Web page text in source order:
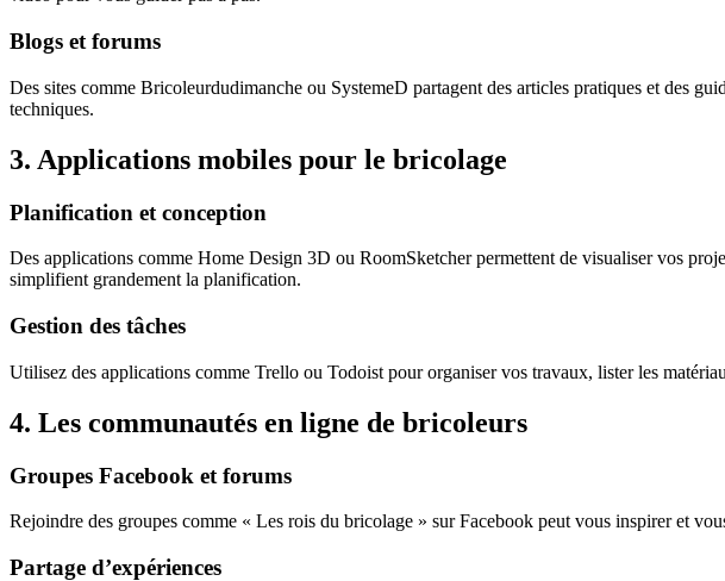
Blogs et forums
Des sites comme Bricoleurdudimanche ou SystemeD partagent des articles pratiques et des
techniques.
3. Applications mobiles pour le bricolage
Planification et conception
Des applications comme Home Design 3D ou RoomSketcher permettent de visualiser vos
simplifient grandement la planification.
Gestion des tâches
Utilisez des applications comme Trello ou Todoist pour organiser vos travaux, lister les
4. Les communautés en ligne de bricoleurs
Groupes Facebook et forums
Rejoindre des groupes comme « Les rois du bricolage » sur Facebook peut vous inspirer et
Partage d’expériences